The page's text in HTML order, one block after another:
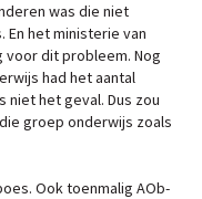
was die niet
het ministerie van
voor dit probleem. Nog
had het aantal
niet het geval. Dus zou
groep onderwijs zoals
Ook toenmalig AOb-